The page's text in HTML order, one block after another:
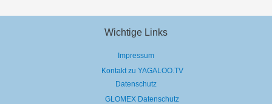
Wichtige Links
Impressum
Kontakt zu YAGALOO.TV
Datenschutz
GLOMEX Datenschutz